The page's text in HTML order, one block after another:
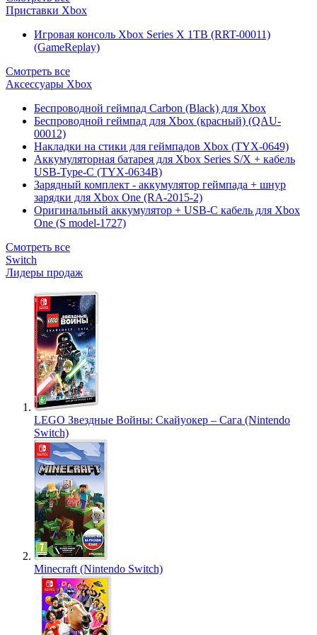
Приставки Xbox
Игровая консоль Xbox Series X 1TB (RRT-00011)
(GameReplay)
Смотреть все
Аксессуары Xbox
Беспроводной геймпад Carbon (Black) для Xbox
Беспроводной геймпад для Xbox (красный) (QAU-
00012)
Накладки на стики для геймпадов Xbox (TYX-0649)
Аккумуляторная батарея для Xbox Series S/X + кабель
USB-Type-C (TYX-0634B)
Зарядный комплект - аккумулятор геймпада + шнур
зарядки для Xbox One (RA-2015-2)
Оригинальный аккумулятор + USB-C кабель для Xbox
One (S model-1727)
Смотреть все
Switch
Лидеры продаж
LEGO Звездные Войны: Скайуокер – Сага (Nintendo
Switch)
Minecraft (Nintendo Switch)